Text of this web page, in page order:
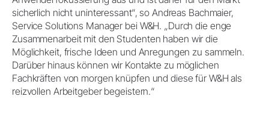
sicherlich nicht uninteressant“, so Andreas Bachmaier,
Service Solutions Manager bei W&H. „Durch die enge
Zusammenarbeit mit den Studenten haben wir die
Möglichkeit, frische Ideen und Anregungen zu sammeln.
Darüber hinaus können wir Kontakte zu möglichen
Fachkräften von morgen knüpfen und diese für W&H als
reizvollen Arbeitgeber begeistern.“